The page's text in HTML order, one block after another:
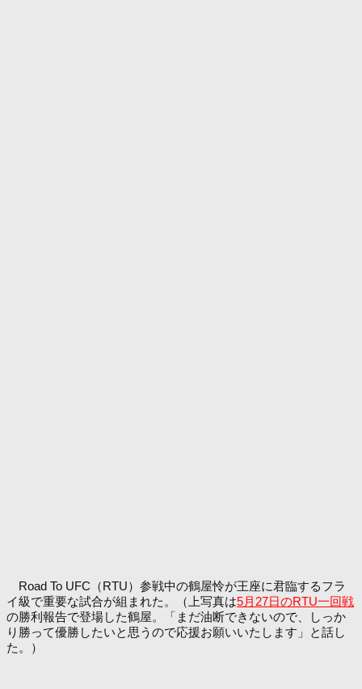
Road To UFC（RTU）参戦中の鶴屋怜が王座に君臨するフラ
イ級で重要な試合が組まれた。（上写真は5月27日のRTU一回戦
の勝利報告で登場した鶴屋。「まだ油断できないので、しっか
り勝って優勝したいと思うので応援お願いいたします」と話し
た。）